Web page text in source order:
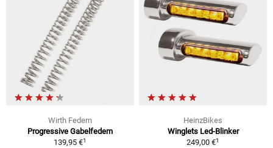
Wirth Federn
Progressive Gabelfedern
139,95 €1
HeinzBikes
Winglets Led-Blinker
249,00 €1